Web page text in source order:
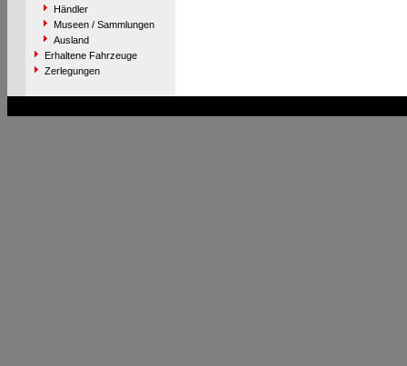
Händler
Museen / Sammlungen
Ausland
Erhaltene Fahrzeuge
Zerlegungen